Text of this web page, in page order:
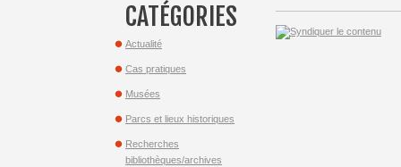
CATÉGORIES
Actualité
Cas pratiques
Musées
Parcs et lieux historiques
Recherches
bibliothèques/archives